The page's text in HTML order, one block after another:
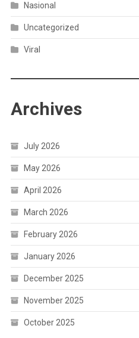
Nasional
Uncategorized
Viral
Archives
July 2026
May 2026
April 2026
March 2026
February 2026
January 2026
December 2025
November 2025
October 2025